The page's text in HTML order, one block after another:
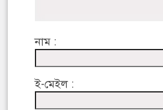
নাম :
ই-মেইল :